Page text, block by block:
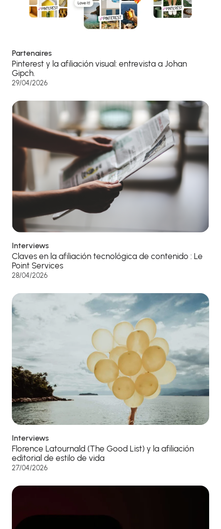
Partenaires
Pinterest y la afiliación visual: entrevista a Johan
Gipch.
29/04/2026
Interviews
Claves en la afiliación tecnológica de contenido : Le
Point Services
28/04/2026
Interviews
Florence Latournald (The Good List) y la afiliación
editorial de estilo de vida
27/04/2026